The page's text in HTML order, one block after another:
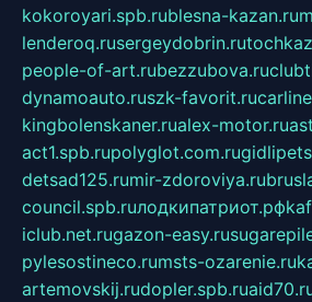
kokoroyari.spb.rublesna-kazan.ru
lenderoq.rusergeydobrin.ru
people-of-art.rubezzubova.ru
dynamoauto.ruszk-favorit.ru
kingbolenskaner.rualex-motor.ru
act1.spb.rupolyglot.com.ru
detsad125.rumir-zdoroviya.ru
council.spb.ruлодкипатриот.рф
iclub.net.rugazon-easy.ru
pylesostineco.rumsts-ozarenie.ru
artemovskij.rudopler.spb.ru